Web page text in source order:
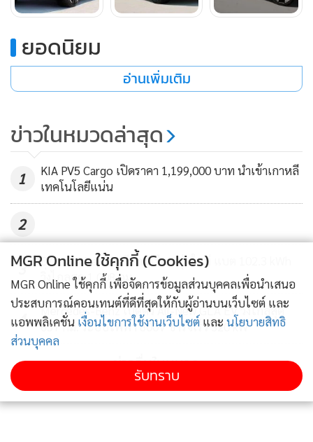
Kia EV3 ยังเป็นรถยนต์ไฟฟ้ารุ่นแรกที่ถูกติดตั้งระบบ AI
Assistant ที่ถูกติดตั้งเป็นครั้งแรกในรุ่น Kia K4 ซึ่งเกียระบุว่า
ช่วยให้สามารถรองรับการสั่งงานได้ราวกับมนุษย์ โดยระบบ
สามารถเข้าใจคำสั่งเสียงได้อย่างเป็นธรรมชาติแม้ว่าจะเป็น
ยอดนิยม
อ่านเพิ่มเติม
ข่าวในหมวดล่าสุด
1
KIA PV5 Cargo เปิดราคา 1,199,000 บาท นำเข้าเกาหลี
เทคโนโลยีแน่น
2
3
BYD เผย Da Han ซีดานเรือธงรุ่นใหม่ แบต 102.3 kWh
วิ่งไกลสุด 1,008 กม.
4
Mercedes-Benz เปิดตัว All-New GLA EV วิ่งไกลสุด
657 กม. ระบบไฟฟ้า 800V ชาร์จเร็ว 320 kW
ข่าวอื่นในหมวด
MGR Online ใช้คุกกี้ (Cookies)
MGR Online ใช้คุกกี้ เพื่อจัดการข้อมูลส่วนบุคคลเพื่อนำเสนอ
ประสบการณ์คอนเทนต์ที่ดีที่สุดให้กับผู้อ่านบนเว็บไซต์ และ
แอพพลิเคชั่น เงื่อนไขการใช้งานเว็บไซต์ และ นโยบายสิทธิ
ส่วนบุคคล
รับทราบ